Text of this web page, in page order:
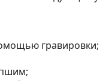
гравировки;